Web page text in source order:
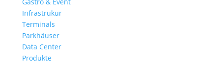
Infrastrukur
Terminals
Parkhäuser
Data Center
Produkte